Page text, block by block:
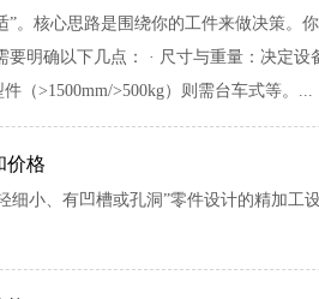
”。核心思路是围绕你的工件来做决策。
要明确以下几点： · 尺寸与重量：决定
（>1500mm/>500kg）则需台车式等。...
价格
细小、有凹槽或孔洞”零件设计的精加工